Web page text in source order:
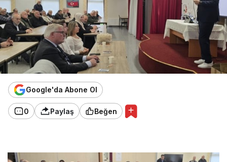
Google'da Abone Ol
0 Paylaş Beğen